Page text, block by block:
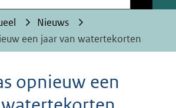
Nieuws
een jaar van watertekorten
opnieuw een